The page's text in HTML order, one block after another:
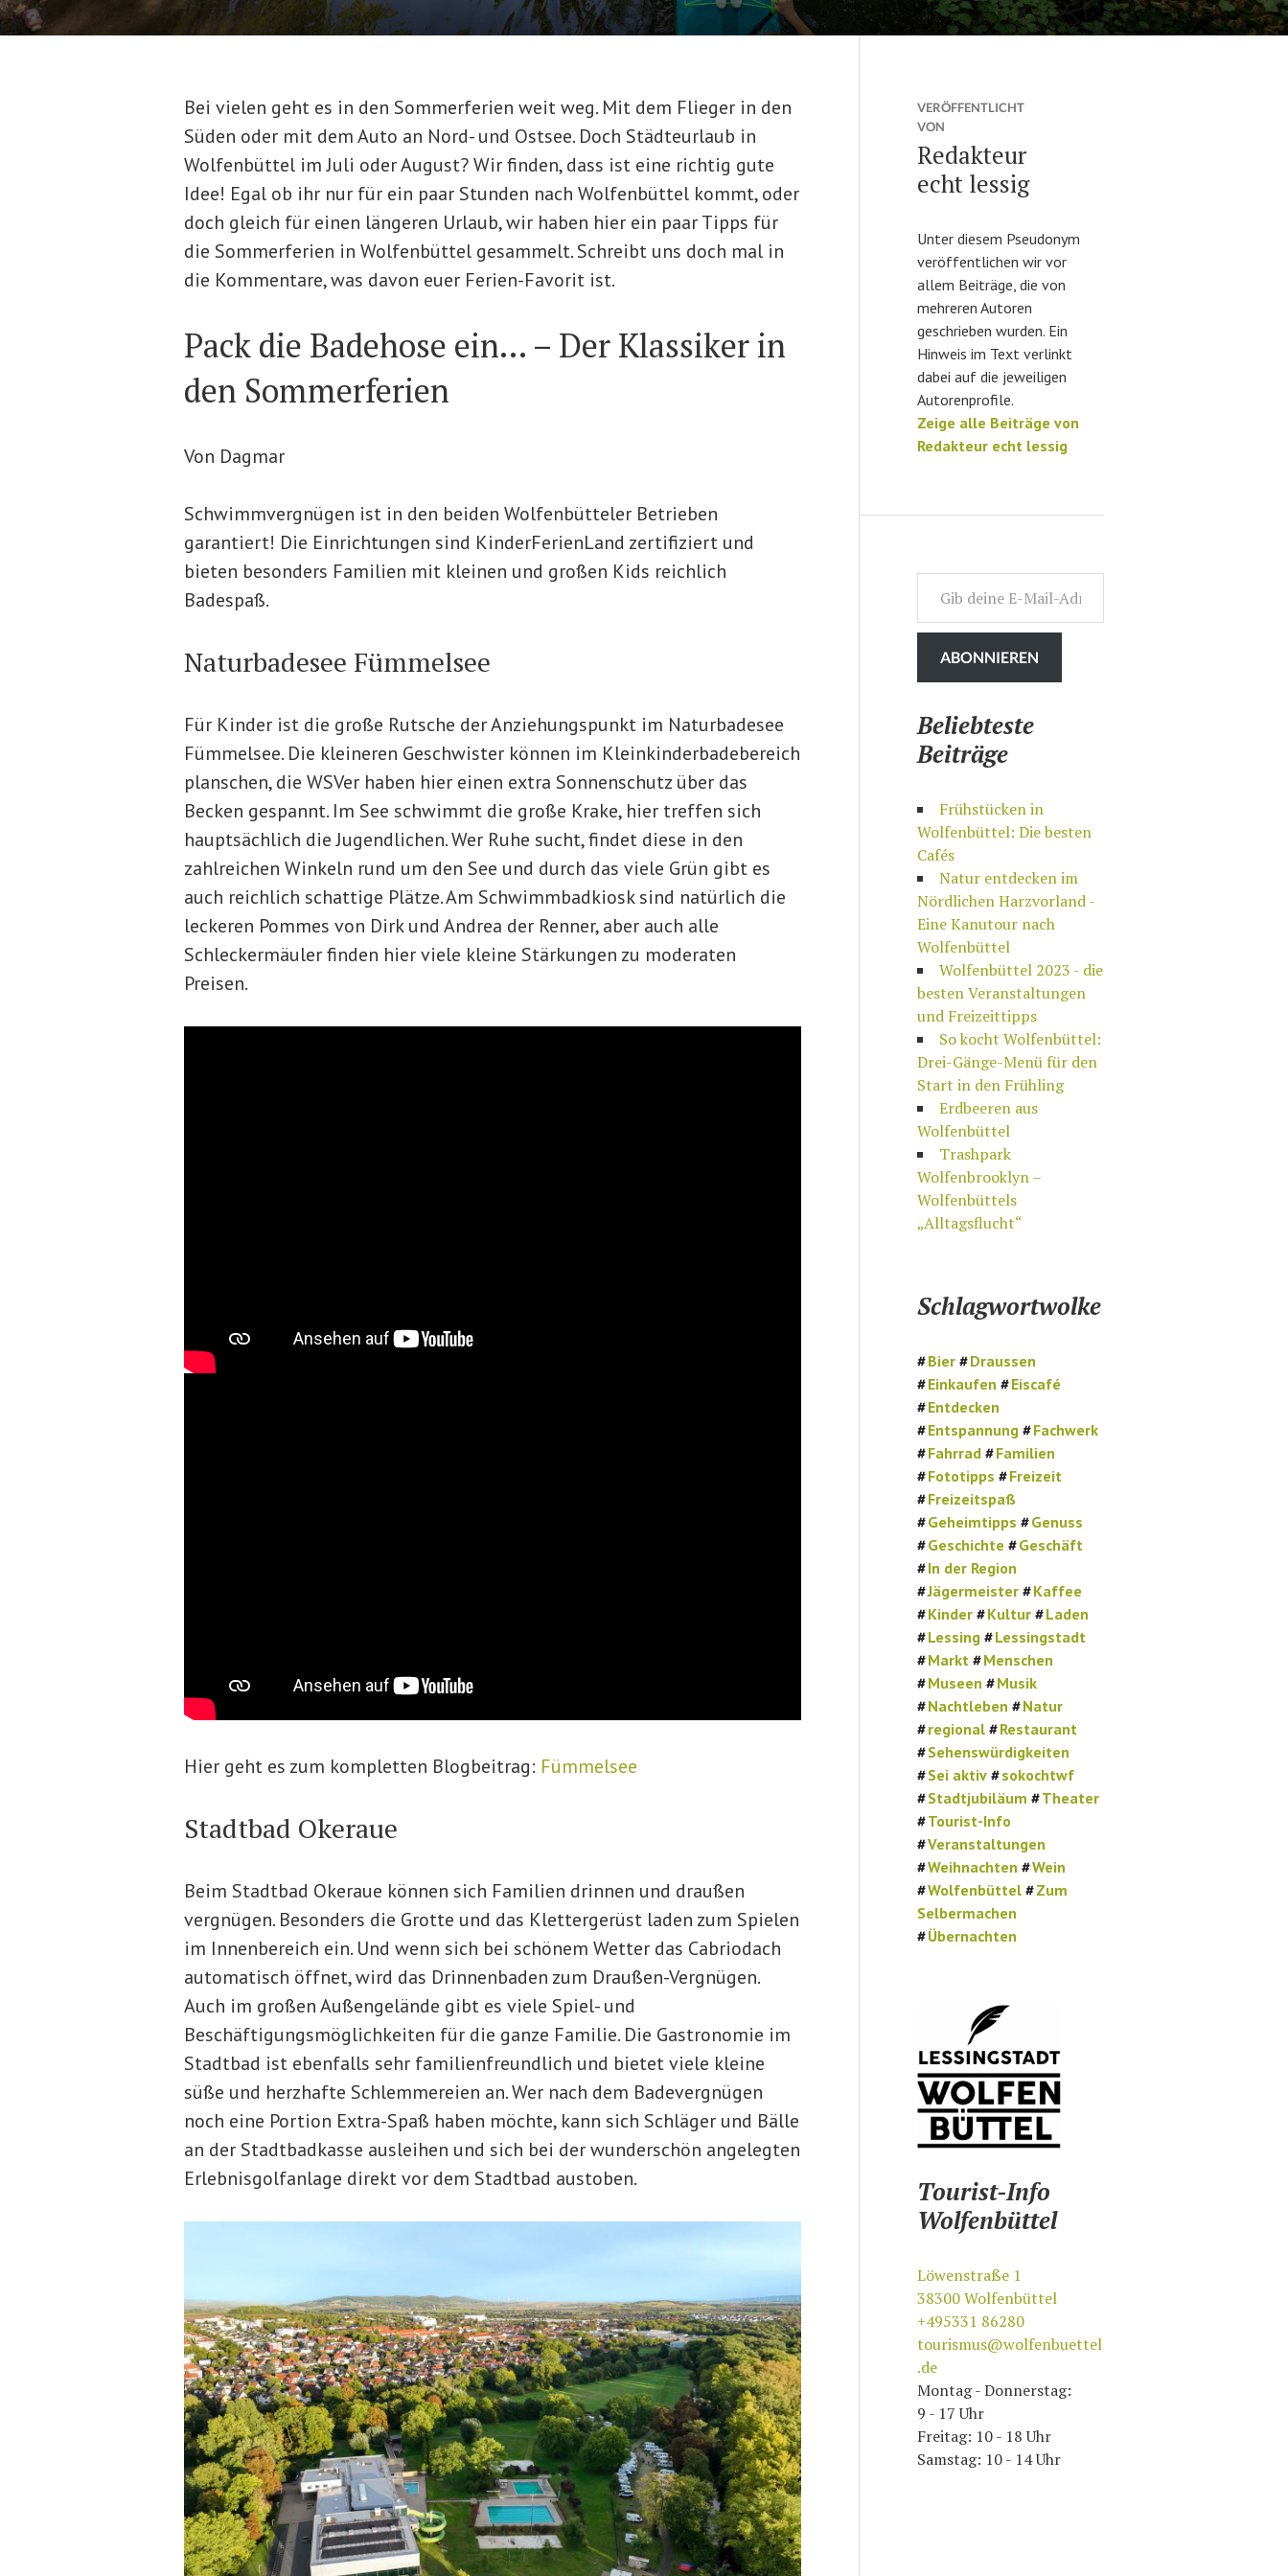
Bei vielen geht es in den Sommerferien weit weg. Mit dem Flieger in den
Süden oder mit dem Auto an Nord- und Ostsee. Doch Städteurlaub in
Wolfenbüttel im Juli oder August? Wir finden, dass ist eine richtig gute
Idee! Egal ob ihr nur für ein paar Stunden nach Wolfenbüttel kommt, oder
doch gleich für einen längeren Urlaub, wir haben hier ein paar Tipps für
die Sommerferien in Wolfenbüttel gesammelt. Schreibt uns doch mal in
die Kommentare, was davon euer Ferien-Favorit ist.
Pack die Badehose ein… – Der Klassiker in
den Sommerferien
Von Dagmar
Schwimmvergnügen ist in den beiden Wolfenbütteler Betrieben
garantiert! Die Einrichtungen sind KinderFerienLand zertifiziert und
bieten besonders Familien mit kleinen und großen Kids reichlich
Badespaß.
Naturbadesee Fümmelsee
Für Kinder ist die große Rutsche der Anziehungspunkt im Naturbadesee
Fümmelsee. Die kleineren Geschwister können im Kleinkinderbadebereich
planschen, die WSVer haben hier einen extra Sonnenschutz über das
Becken gespannt. Im See schwimmt die große Krake, hier treffen sich
hauptsächlich die Jugendlichen. Wer Ruhe sucht, findet diese in den
zahlreichen Winkeln rund um den See und durch das viele Grün gibt es
auch reichlich schattige Plätze. Am Schwimmbadkiosk sind natürlich die
leckeren Pommes von Dirk und Andrea der Renner, aber auch alle
Schleckermäuler finden hier viele kleine Stärkungen zu moderaten
Preisen.
Hier geht es zum kompletten Blogbeitrag: Fümmelsee
Stadtbad Okeraue
Beim Stadtbad Okeraue können sich Familien drinnen und draußen
vergnügen. Besonders die Grotte und das Klettergerüst laden zum Spielen
im Innenbereich ein. Und wenn sich bei schönem Wetter das Cabriodach
automatisch öffnet, wird das Drinnenbaden zum Draußen-Vergnügen.
Auch im großen Außengelände gibt es viele Spiel- und
Beschäftigungsmöglichkeiten für die ganze Familie. Die Gastronomie im
Stadtbad ist ebenfalls sehr familienfreundlich und bietet viele kleine
süße und herzhafte Schlemmereien an. Wer nach dem Badevergnügen
noch eine Portion Extra-Spaß haben möchte, kann sich Schläger und Bälle
an der Stadtbadkasse ausleihen und sich bei der wunderschön angelegten
Erlebnisgolfanlage direkt vor dem Stadtbad austoben.
VERÖFFENTLICHT
VON
Redakteur
echt lessig
Unter diesem Pseudonym
veröffentlichen wir vor
allem Beiträge, die von
mehreren Autoren
geschrieben wurden. Ein
Hinweis im Text verlinkt
dabei auf die jeweiligen
Autorenprofile.
Zeige alle Beiträge von
Redakteur echt lessig
Gib deine E-Mail-Adresse ein ...
ABONNIEREN
Beliebteste
Beiträge
Frühstücken in
Wolfenbüttel: Die besten
Cafés
Natur entdecken im
Nördlichen Harzvorland -
Eine Kanutour nach
Wolfenbüttel
Wolfenbüttel 2023 - die
besten Veranstaltungen
und Freizeittipps
So kocht Wolfenbüttel:
Drei-Gänge-Menü für den
Start in den Frühling
Erdbeeren aus
Wolfenbüttel
Trashpark
Wolfenbrooklyn –
Wolfenbüttels
„Alltagsflucht“
Schlagwortwolke
Bier
Draussen
Einkaufen
Eiscafé
Entdecken
Entspannung
Fachwerk
Fahrrad
Familien
Fototipps
Freizeit
Freizeitspaß
Geheimtipps
Genuss
Geschichte
Geschäft
In der Region
Jägermeister
Kaffee
Kinder
Kultur
Laden
Lessing
Lessingstadt
Markt
Menschen
Museen
Musik
Nachtleben
Natur
regional
Restaurant
Sehenswürdigkeiten
Sei aktiv
sokochtwf
Stadtjubiläum
Theater
Tourist-Info
Veranstaltungen
Weihnachten
Wein
Wolfenbüttel
Zum
Selbermachen
Übernachten
Tourist-Info
Wolfenbüttel
Löwenstraße 1
38300Wolfenbüttel
+495331 86280
tourismus@wolfenbuettel
.de
Montag - Donnerstag:
9 - 17 Uhr
Freitag: 10 - 18 Uhr
Samstag: 10 - 14 Uhr